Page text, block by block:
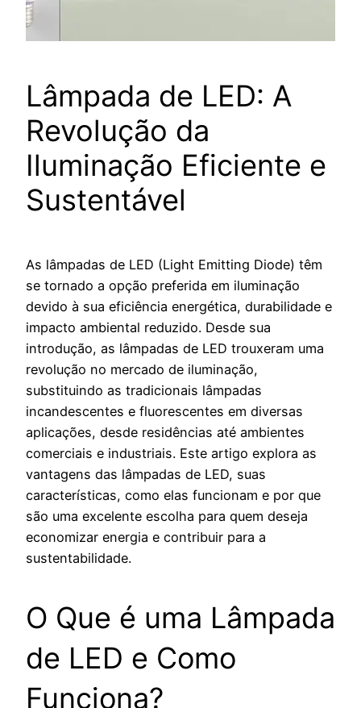
Lâmpada de LED: A
Revolução da
Iluminação Eficiente e
Sustentável
As lâmpadas de LED (Light Emitting Diode) têm
se tornado a opção preferida em iluminação
devido à sua eficiência energética, durabilidade e
impacto ambiental reduzido. Desde sua
introdução, as lâmpadas de LED trouxeram uma
revolução no mercado de iluminação,
substituindo as tradicionais lâmpadas
incandescentes e fluorescentes em diversas
aplicações, desde residências até ambientes
comerciais e industriais. Este artigo explora as
vantagens das lâmpadas de LED, suas
características, como elas funcionam e por que
são uma excelente escolha para quem deseja
economizar energia e contribuir para a
sustentabilidade.
O Que é uma Lâmpada
de LED e Como
Funciona?